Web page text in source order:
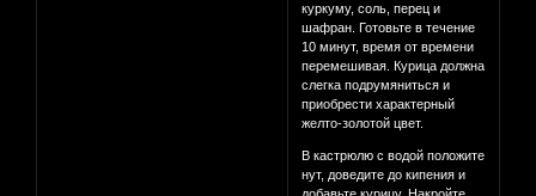
куркуму, соль, перец и
шафран. Готовьте в течение
10 минут, время от времени
перемешивая. Курица должна
слегка подрумяниться и
приобрести характерный
желто-золотой цвет.
В кастрюлю с водой положите
нут, доведите до кипения и